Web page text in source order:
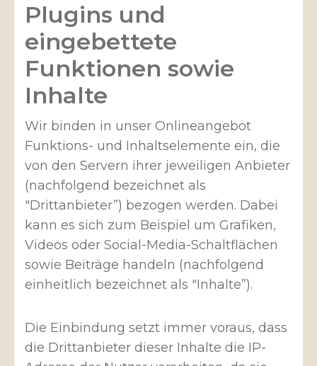
Plugins und
eingebettete
Funktionen sowie
Inhalte
Wir binden in unser Onlineangebot
Funktions- und Inhaltselemente ein, die
von den Servern ihrer jeweiligen Anbieter
(nachfolgend bezeichnet als
"Drittanbieter”) bezogen werden. Dabei
kann es sich zum Beispiel um Grafiken,
Videos oder Social-Media-Schaltflächen
sowie Beiträge handeln (nachfolgend
einheitlich bezeichnet als "Inhalte”).
Die Einbindung setzt immer voraus, dass
die Drittanbieter dieser Inhalte die IP-